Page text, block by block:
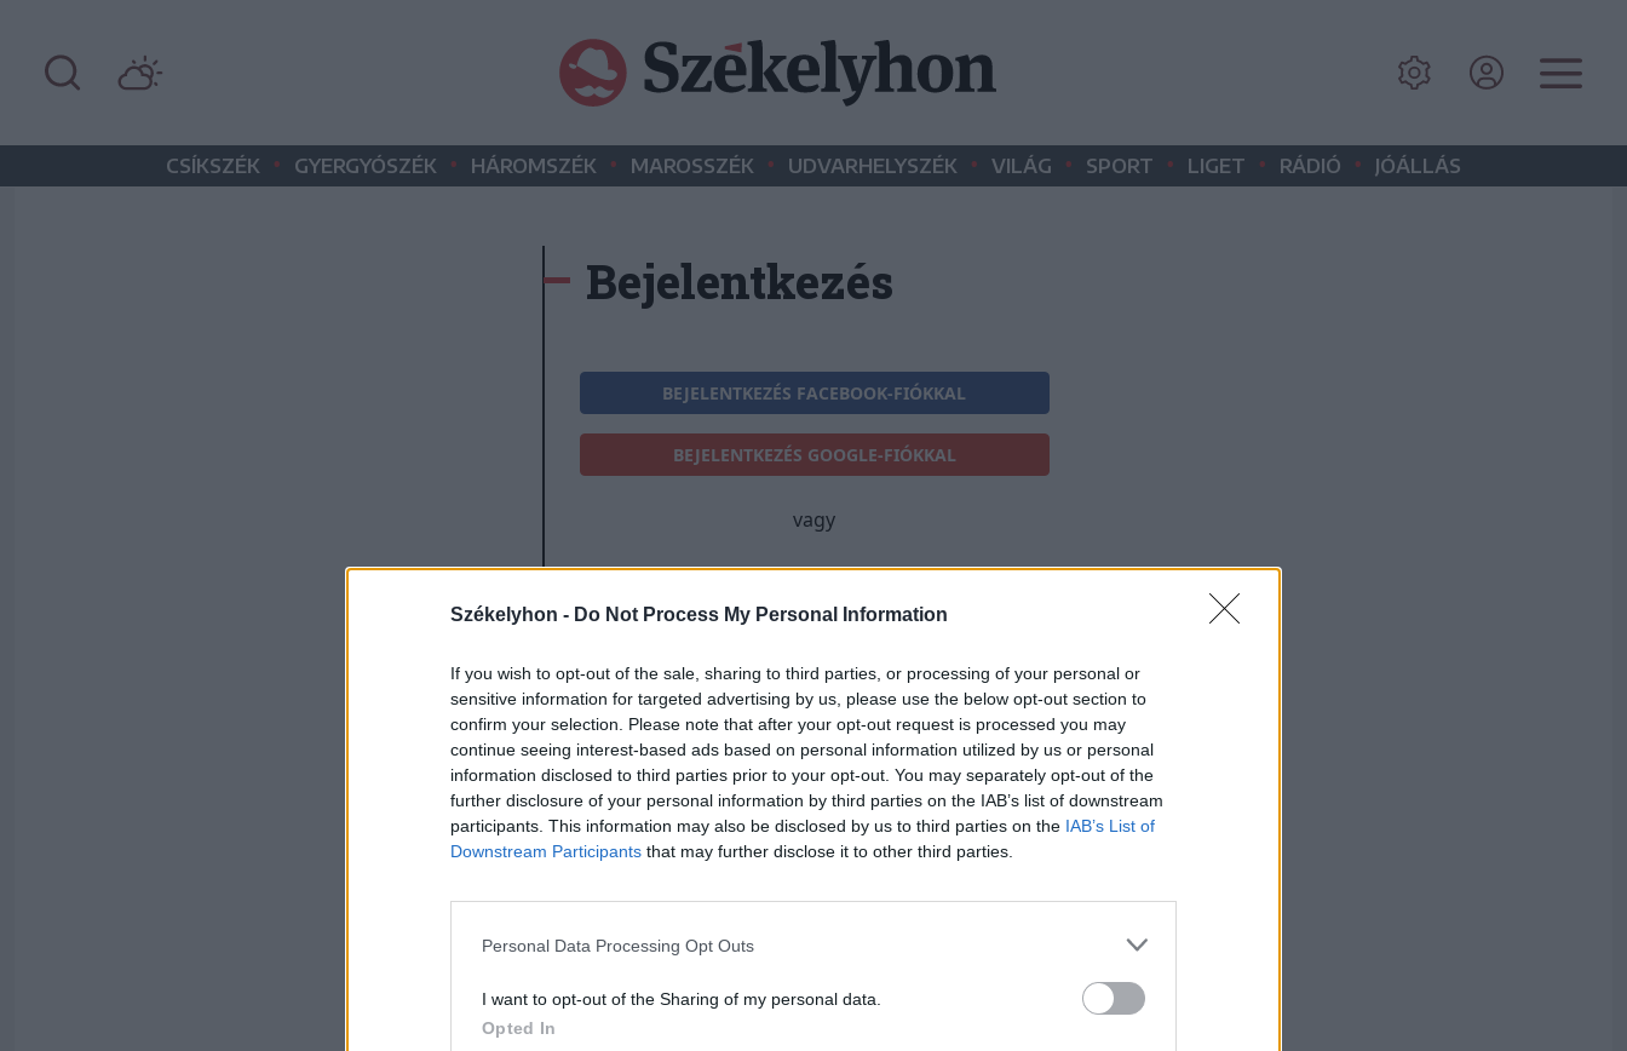
Székelyhon - Do Not Process My Personal Information
If you wish to opt-out of the sale, sharing to third parties, or processing of your personal or
sensitive information for targeted advertising by us, please use the below opt-out section to
confirm your selection. Please note that after your opt-out request is processed you may
continue seeing interest-based ads based on personal information utilized by us or personal
information disclosed to third parties prior to your opt-out. You may separately opt-out of the
further disclosure of your personal information by third parties on the IAB’s list of downstream
participants. This information may also be disclosed by us to third parties on the IAB’s List of
Downstream Participants that may further disclose it to other third parties.
Personal Data Processing Opt Outs
I want to opt-out of the Sharing of my personal data.
Opted In
CSÍKSZÉK • GYERGYÓSZÉK • HÁROMSZÉK • MAROSSZÉK • UDVARHELYSZÉK • VILÁG • SPORT • LIGET • RÁDIÓ • JÓÁLLÁS
Bejelentkezés
BEJELENTKEZÉS FACEBOOK-FIÓKKAL
BEJELENTKEZÉS GOOGLE-FIÓKKAL
vagy
E-mail-cím
Jelszó
Elfelejtette a jelszavát?
BEJELENTKEZÉS